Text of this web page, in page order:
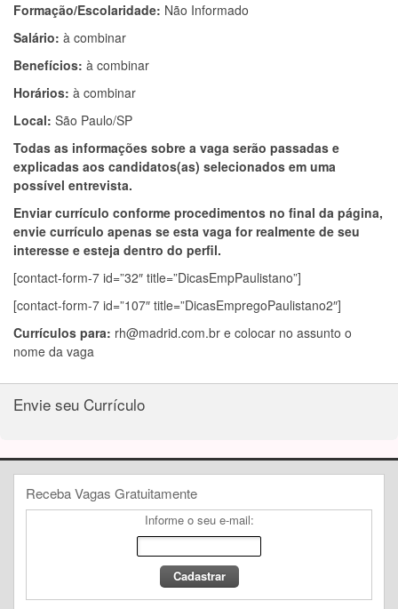
Formação/Escolaridade: Não Informado
Salário: à combinar
Benefícios: à combinar
Horários: à combinar
Local: São Paulo/SP
Todas as informações sobre a vaga serão passadas e
explicadas aos candidatos(as) selecionados em uma
possível entrevista.
Enviar currículo conforme procedimentos no final da página,
envie currículo apenas se esta vaga for realmente de seu
interesse e esteja dentro do perfil.
[contact-form-7 id=”32″ title=”DicasEmpPaulistano”]
[contact-form-7 id=”107″ title=”DicasEmpregoPaulistano2″]
Currículos para: rh@madrid.com.br e colocar no assunto o
nome da vaga
Envie seu Currículo
Receba Vagas Gratuitamente
Informe o seu e-mail: